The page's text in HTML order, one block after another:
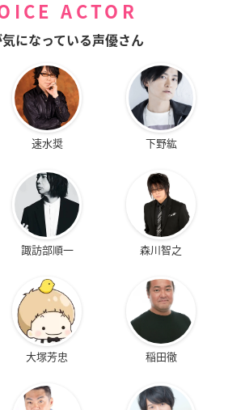
ACTOR
になっている声優さん
速水奨 下野紘
諏訪部順一 森川智之
大塚芳忠 稲田徹